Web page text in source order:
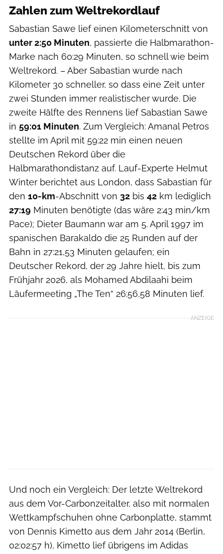
Zahlen zum Weltrekordlauf
Sabastian Sawe lief einen Kilometerschnitt von
unter 2:50 Minuten, passierte die Halbmarathon-
Marke nach 60:29 Minuten, so schnell wie beim
Weltrekord. – Aber Sabastian wurde nach
Kilometer 30 schneller, so dass eine Zeit unter
zwei Stunden immer realistischer wurde. Die
zweite Hälfte des Rennens lief Sabastian Sawe
in 59:01 Minuten. Zum Vergleich: Amanal Petros
stellte im April mit 59:22 min einen neuen
Deutschen Rekord über die
Halbmarathondistanz auf. Lauf-Experte Helmut
Winter berichtet aus London, dass Sabastian für
den 10-km-Abschnitt von 32 bis 42 km lediglich
27:19 Minuten benötigte (das wäre 2:43 min/km
Pace); Dieter Baumann war am 5. April 1997 im
spanischen Barakaldo die 25 Runden auf der
Bahn in 27:21,53 Minuten gelaufen; ein
Deutscher Rekord, der 29 Jahre hielt, bis zum
Frühjahr 2026, als Mohamed Abdilaahi beim
Läufermeeting „The Ten“ 26:56,58 Minuten lief.
ANZEIGE
Und noch ein Vergleich: Der letzte Weltrekord
aus dem Vor-Carbonzeitalter, also mit normalen
Wettkampfschuhen ohne Carbonplatte, stammt
von Dennis Kimetto aus dem Jahr 2014 (Berlin,
02:02:57 h), Kimetto lief übrigens im Adidas